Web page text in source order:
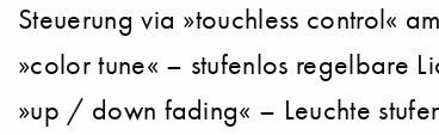
Steuerung via »touchless control«
»color tune« – stufenlos regelbare
»up / down fading« – Leuchte